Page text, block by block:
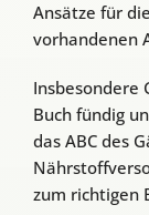
Ansätze für
vorhandenen
Insbesondere
Buch fündig
das ABC des
zum richtigen